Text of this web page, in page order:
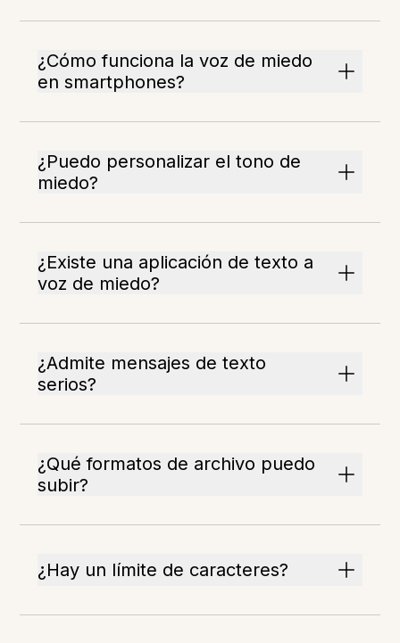
¿Cómo funciona la voz de miedo
en smartphones?
¿Puedo personalizar el tono de
miedo?
¿Existe una aplicación de texto a
voz de miedo?
¿Admite mensajes de texto
serios?
¿Qué formatos de archivo puedo
subir?
¿Hay un límite de caracteres?